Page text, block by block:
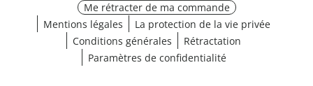
Me rétracter de ma commande
Mentions légales
La protection de la vie privée
Conditions générales
Rétractation
Paramètres de confidentialité